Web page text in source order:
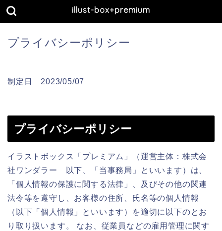
illust-box+premium
プライバシーポリシー
制定日 2023/05/07
プライバシーポリシー
イラストボックス「プレミアム」（運営主体：株式会
社ワンダラー 以下、「当事務局」といいます）は、
「個人情報の保護に関する法律」、及びその他の関連
法令等を遵守し、お客様の住所、氏名等の個人情報
（以下「個人情報」といいます）を適切に以下のとお
り取り扱います。 なお、従業員などの雇用管理に関す